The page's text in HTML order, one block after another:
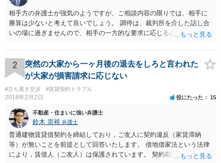
相手方の弁護士が強気のようですが、ご相談内容の限りでは、相手に
勝算は少ないと考えて良いでしょう。 調停は、裁判所を介した話し合
いの場に過ぎませんので、相手の一方的な要求に応じる必要はなく、
ても拒否して大丈夫です。納得いかない場合は調停不調で終了にして
もらうと良いです。 そうすると裁判になりますが、相手に正当事由が
かなり少ないケースといえますので、立退請求は棄却、または相当程
度の立退料を提示しないと立退請求は認められないと思います。た
だ、裁判となった場合は、費用はかかりますが、弁護士を立てること
をおすすめします。 頑張ってください！
2
突然の大家から一ヶ月後の退去をしろと言われた
が大家が損害請求に応じない
#立ち退き交渉 #賃貸契約トラブル
2018年2月2日 役にたった 15
不動産・住まいに強い弁護士
鈴木 崇裕 弁護士
普通建物賃貸借契約を締結しており，ご友人に契約違反（家賃滞納
等）が無いことを前提として回答いたします。 借地借家法という法律
により，賃借人（ご友人）は保護されています。 契約期間途中であれ